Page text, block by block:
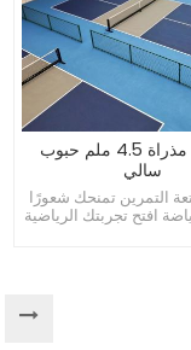
ارضيات مذراة 4.5 ملم حبوب
سالي
التمرين تمنحك شعورًا
افتح تجربتك الرياضية